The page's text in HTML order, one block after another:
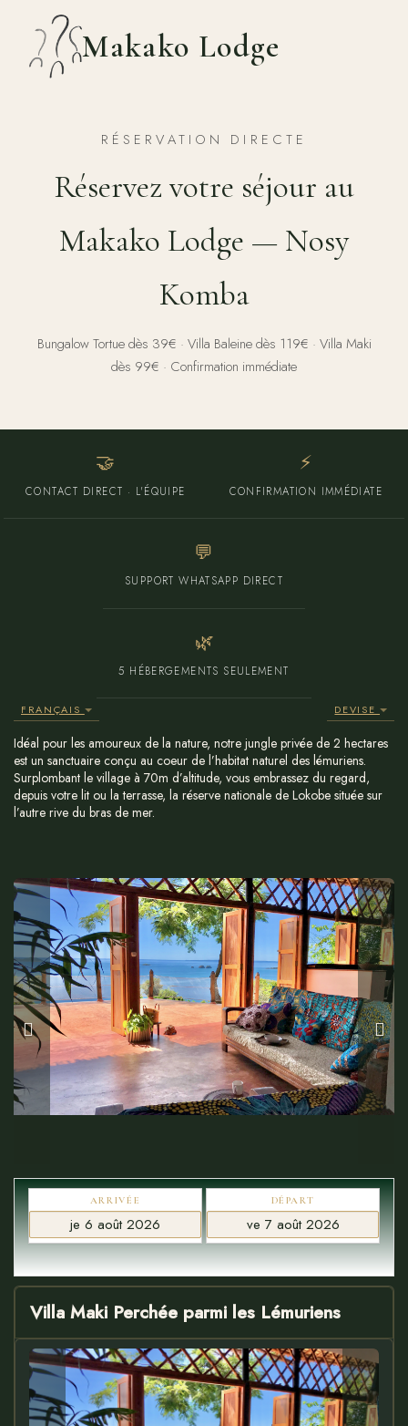
Makako Lodge
RÉSERVATION DIRECTE
Réservez votre séjour au
Makako Lodge — Nosy
Komba
Bungalow Tortue dès 39€ · Villa Baleine dès 119€ · Villa Maki
dès 99€ · Confirmation immédiate
🤝
CONTACT DIRECT · L'ÉQUIPE
⚡
CONFIRMATION IMMÉDIATE
💬
SUPPORT WHATSAPP DIRECT
🌿
5 HÉBERGEMENTS SEULEMENT